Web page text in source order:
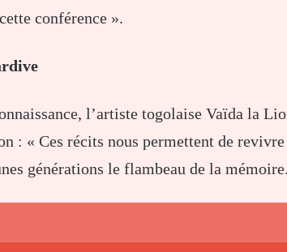
conférence ».
l’artiste togolaise Vaïda la
: « Ces récits nous permettent de
générations le flambeau de la